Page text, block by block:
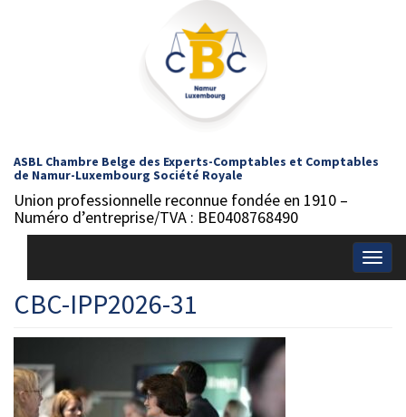
ASBL Chambre Belge des Experts-Comptables et Comptables
de Namur-Luxembourg Société Royale
Union professionnelle reconnue fondée en 1910 –
Numéro d’entreprise/TVA : BE0408768490
CBC-IPP2026-31